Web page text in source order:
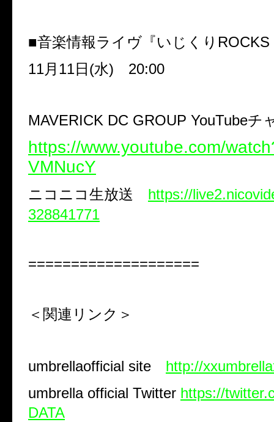
■音楽情報ライヴ『いじくり ROCKS
11月 11日 (水) 20:00
MAVERICK DC GROUP YouTubeチ
https://www.youtube.com/
VMNucY
ニコニコ生放送 https://
328841771
====================
＜関連リンク＞
umbrellaofficial site
http://
umbrella official Twitter https://
DATA